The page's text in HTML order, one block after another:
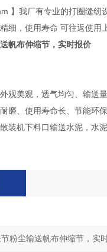
】我厂有专业的打圈缝纫
细，使用寿命 可往返使用
帆布伸缩节，实时报价
观美观，透气均匀、输送
磨、使用寿命长、节能环
装机下料口输送水泥，水